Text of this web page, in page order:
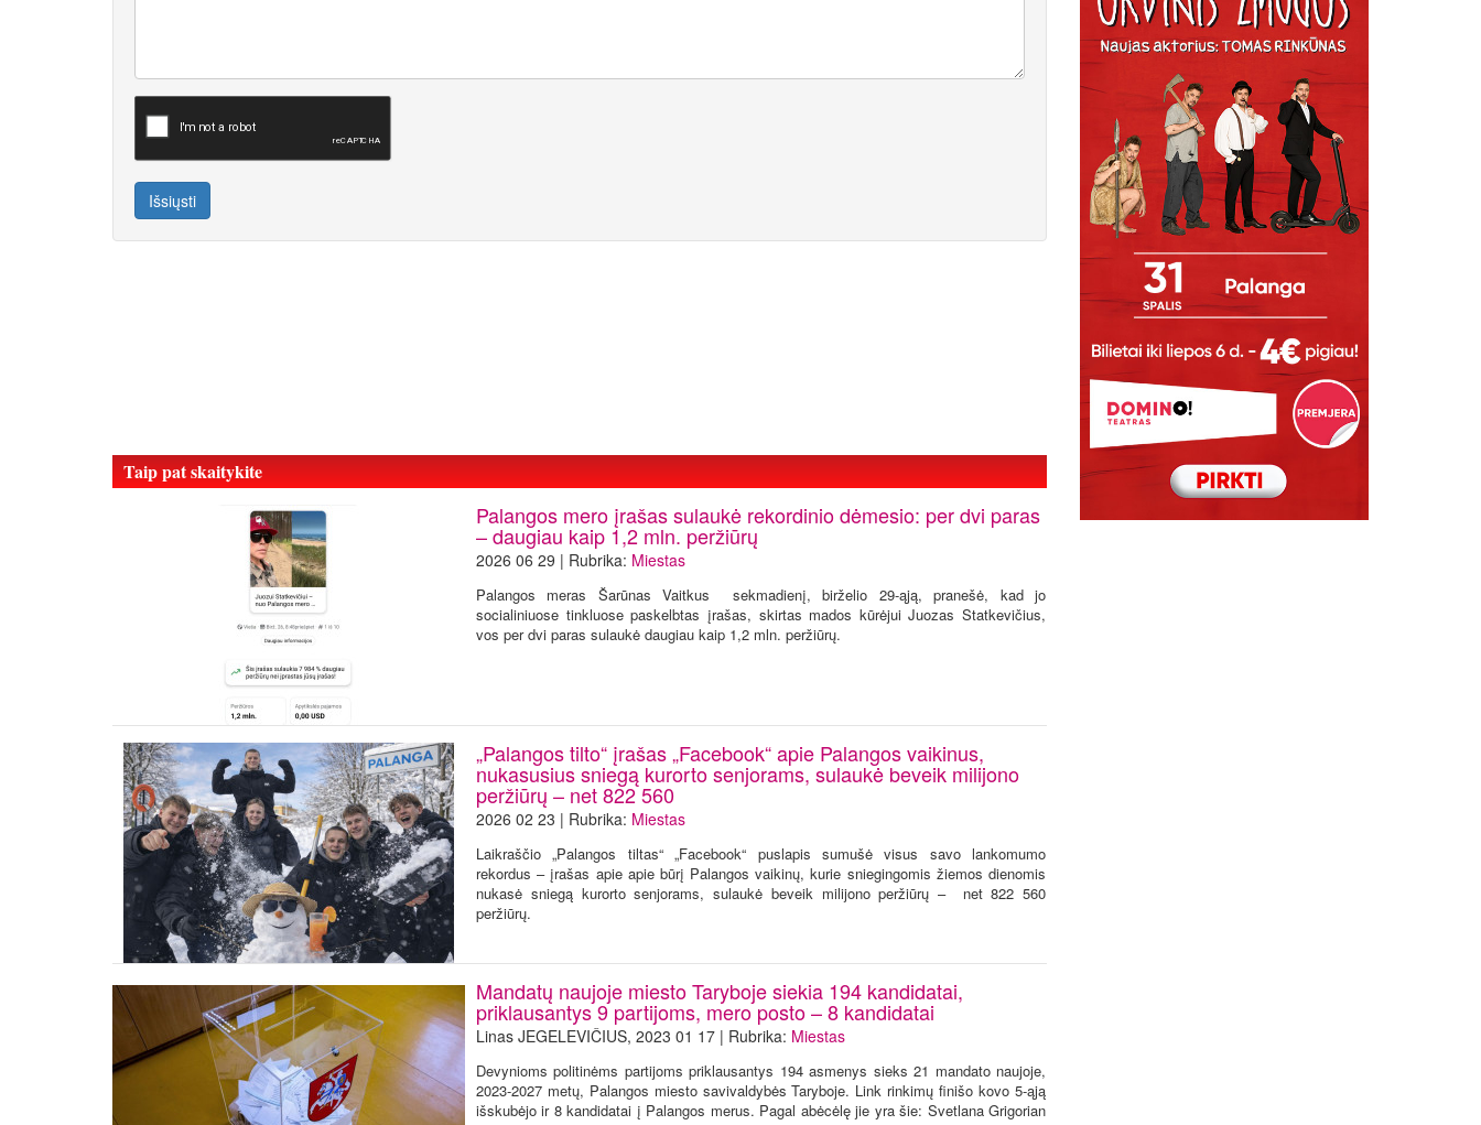
Išsiųsti
Taip pat skaitykite
Palangos mero įrašas sulaukė rekordinio dėmesio: per dvi paras
– daugiau kaip 1,2 mln. peržiūrų
2026 06 29 | Rubrika: Miestas
Palangos meras Šarūnas Vaitkus sekmadienį, birželio 29-ąją, pranešė, kad jo
socialiniuose tinkluose paskelbtas įrašas, skirtas mados kūrėjui Juozas Statkevičius,
vos per dvi paras sulaukė daugiau kaip 1,2 mln. peržiūrų.
„Palangos tilto“ įrašas „Facebook“ apie Palangos vaikinus,
nukasusius sniegą kurorto senjorams, sulaukė beveik milijono
peržiūrų – net 822 560
2026 02 23 | Rubrika: Miestas
Laikraščio „Palangos tiltas“ „Facebook“ puslapis sumušė visus savo lankomumo
rekordus – įrašas apie apie būrį Palangos vaikinų, kurie sniegingomis žiemos dienomis
nukasė sniegą kurorto senjorams, sulaukė beveik milijono peržiūrų – net 822 560
peržiūrų.
Mandatų naujoje miesto Taryboje siekia 194 kandidatai,
priklausantys 9 partijoms, mero posto – 8 kandidatai
Linas JEGELEVIČIUS, 2023 01 17 | Rubrika: Miestas
Devynioms politinėms partijoms priklausantys 194 asmenys sieks 21 mandato naujoje,
2023-2027 metų, Palangos miesto savivaldybės Taryboje. Link rinkimų finišo kovo 5-ąją
išskubėjo ir 8 kandidatai į Palangos merus. Pagal abėcėlę jie yra šie: Svetlana Grigorian